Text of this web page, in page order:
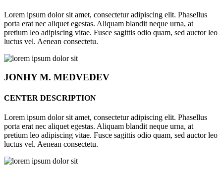
Lorem ipsum dolor sit amet, consectetur adipiscing elit. Phasellus
porta erat nec aliquet egestas. Aliquam blandit neque urna, at
pretium leo adipiscing vitae. Fusce sagittis odio quam, sed auctor leo
luctus vel. Aenean consectetu.
JONHYM. MEDVEDEV
CENTER DESCRIPTION
Lorem ipsum dolor sit amet, consectetur adipiscing elit. Phasellus
porta erat nec aliquet egestas. Aliquam blandit neque urna, at
pretium leo adipiscing vitae. Fusce sagittis odio quam, sed auctor leo
luctus vel. Aenean consectetu.